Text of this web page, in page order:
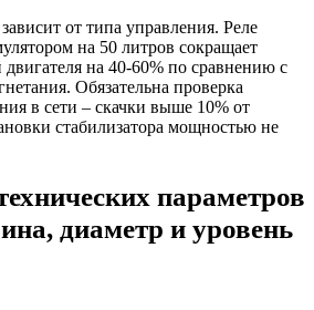
от типа управления. Реле
на 50 литров сокращает
на 40-60% по сравнению с
Обязательна проверка
в сети – скачки выше 10% от
стабилизатора мощностью не
параметров
диаметр и уровень